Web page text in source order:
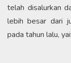
telah disalurkan
lebih besar dari
pada tahun lalu,